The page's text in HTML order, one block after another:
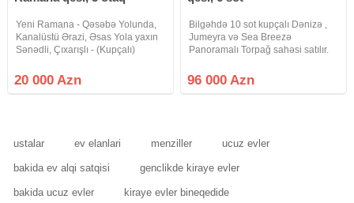
Yeni Ramana - Qəsəbə Yolunda,
Kanalüstü Ərazi, Əsas Yola yaxın
Sənədli, Çıxarışlı - (Kupçalı)
Yolunda, Kanalüstü Ərazi, Əsas
Yola yaxın, Xəzər marketlə üzbə-
20 000 Azn
Bilgəhdə 10 sot kupçalı Dənizə ,
Jumeyra və Sea Breezə
Panoramalı Torpağ sahəsi satılır.
Trassdan 800m içəridə ideal
hündür yerdə yerləşir, sahəyəcən
96 000 Azn
ustalar ev elanlari menziller ucuz evler
bakida ev alqi satqisi genclikde kiraye evler
bakida ucuz evler kiraye evler bineqedide